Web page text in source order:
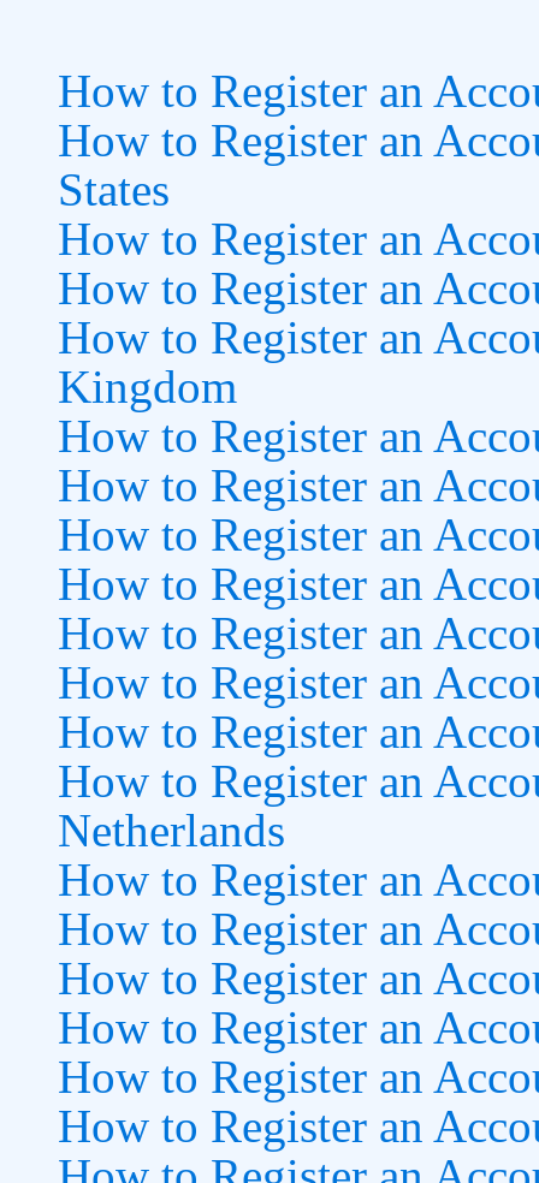
How to Register an
How to Register an
States
How to Register an
How to Register an
How to Register an
Kingdom
How to Register an
How to Register an
How to Register an
How to Register an
How to Register an
How to Register an
How to Register an
How to Register an
Netherlands
How to Register an
How to Register an
How to Register an
How to Register an
How to Register an
How to Register an